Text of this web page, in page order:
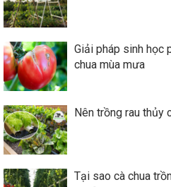
Giải pháp sinh học
chua mùa mưa
Nên trồng rau thủy
Tại sao cà chua